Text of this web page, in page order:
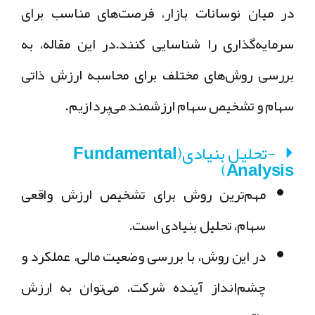
در میان نوسانات بازار، فرصت‌های مناسب برای
سرمایه‌گذاری را شناسایی کنند.در این مقاله، به
بررسی روش‌های مختلف برای محاسبه ارزش ذاتی
سهام و تشخیص سهام ارزشمند می‌پردازیم.
-تحلیل بنیادی(Fundamental Analysis)
مهم‌ترین روش برای تشخیص ارزش واقعی
سهام، تحلیل بنیادیاست.
در این روش، با بررسیوضعیت مالی،عملکرد و
چشم‌انداز آیندهشرکت، می‌توان بهارزش